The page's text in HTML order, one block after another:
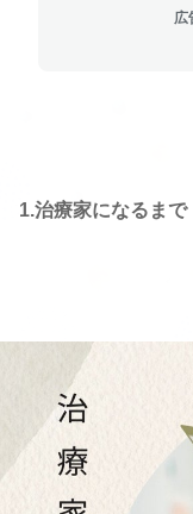
広
1.治療家になるまで